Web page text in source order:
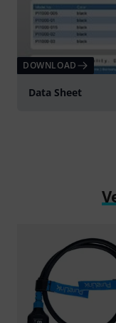
DOWNLOAD
Data Sheet